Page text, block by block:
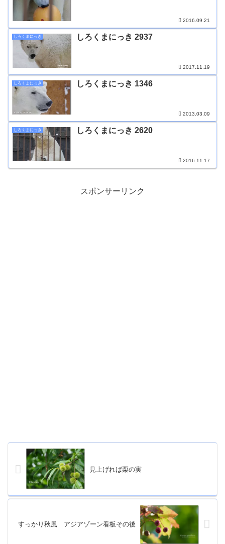
2016.09.21
しろくまにっき しろくまにっき 2937
2017.11.19
しろくまにっき しろくまにっき 1346
2013.03.09
しろくまにっき しろくまにっき 2620
2016.11.17
スポンサーリンク
見上げれば栗の実
すっかり秋風 アジアゾーン看板その後